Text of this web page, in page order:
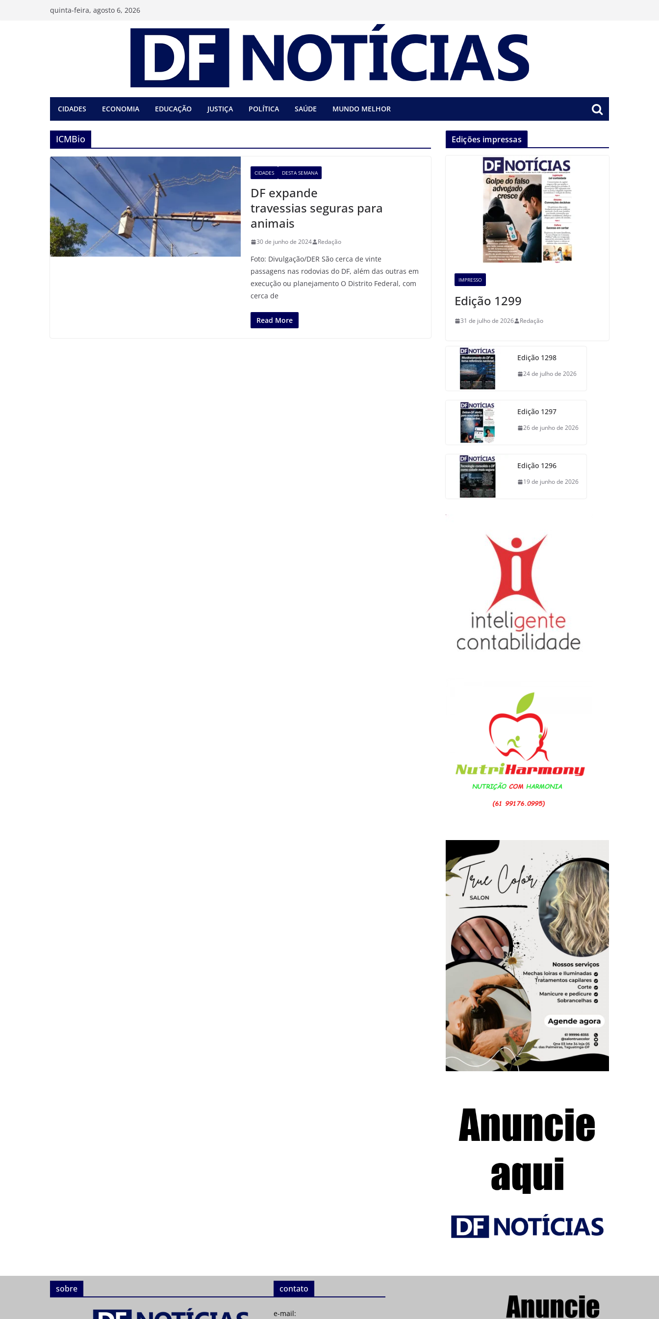
quinta-feira, agosto 6, 2026
CIDADES ECONOMIA EDUCAÇÃO JUSTIÇA POLÍTICA SAÚDE MUNDO MELHOR
ICMBio
CIDADES DESTA SEMANA
DF expande
travessias seguras para
animais
30 de junho de 2024 Redação
Foto: Divulgação/DER São cerca de vinte
passagens nas rodovias do DF, além das outras em
execução ou planejamento O Distrito Federal, com
cerca de
Read More
Edições impressas
IMPRESSO
Edição 1299
31 de julho de 2026 Redação
Edição 1298
24 de julho de 2026
Edição 1297
26 de junho de 2026
Edição 1296
19 de junho de 2026
sobre contato
e-mail: